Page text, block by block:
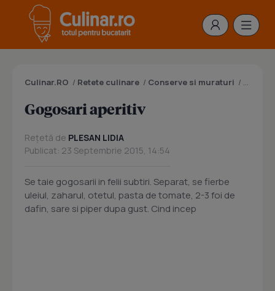
Culinar.RO / Retete culinare / Conserve si muraturi /
Gogosari aperitiv
Rețetă de PLESAN LIDIA
Publicat: 23 Septembrie 2015, 14:54
Se taie gogosarii in felii subtiri. Separat, se fierbe
uleiul, zaharul, otetul, pasta de tomate, 2-3 foi de
dafin, sare si piper dupa gust. Cind incep